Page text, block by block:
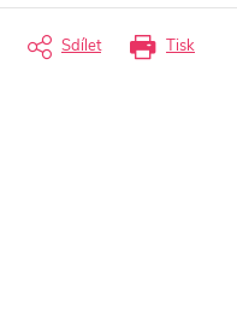
Tisk
Sdílet